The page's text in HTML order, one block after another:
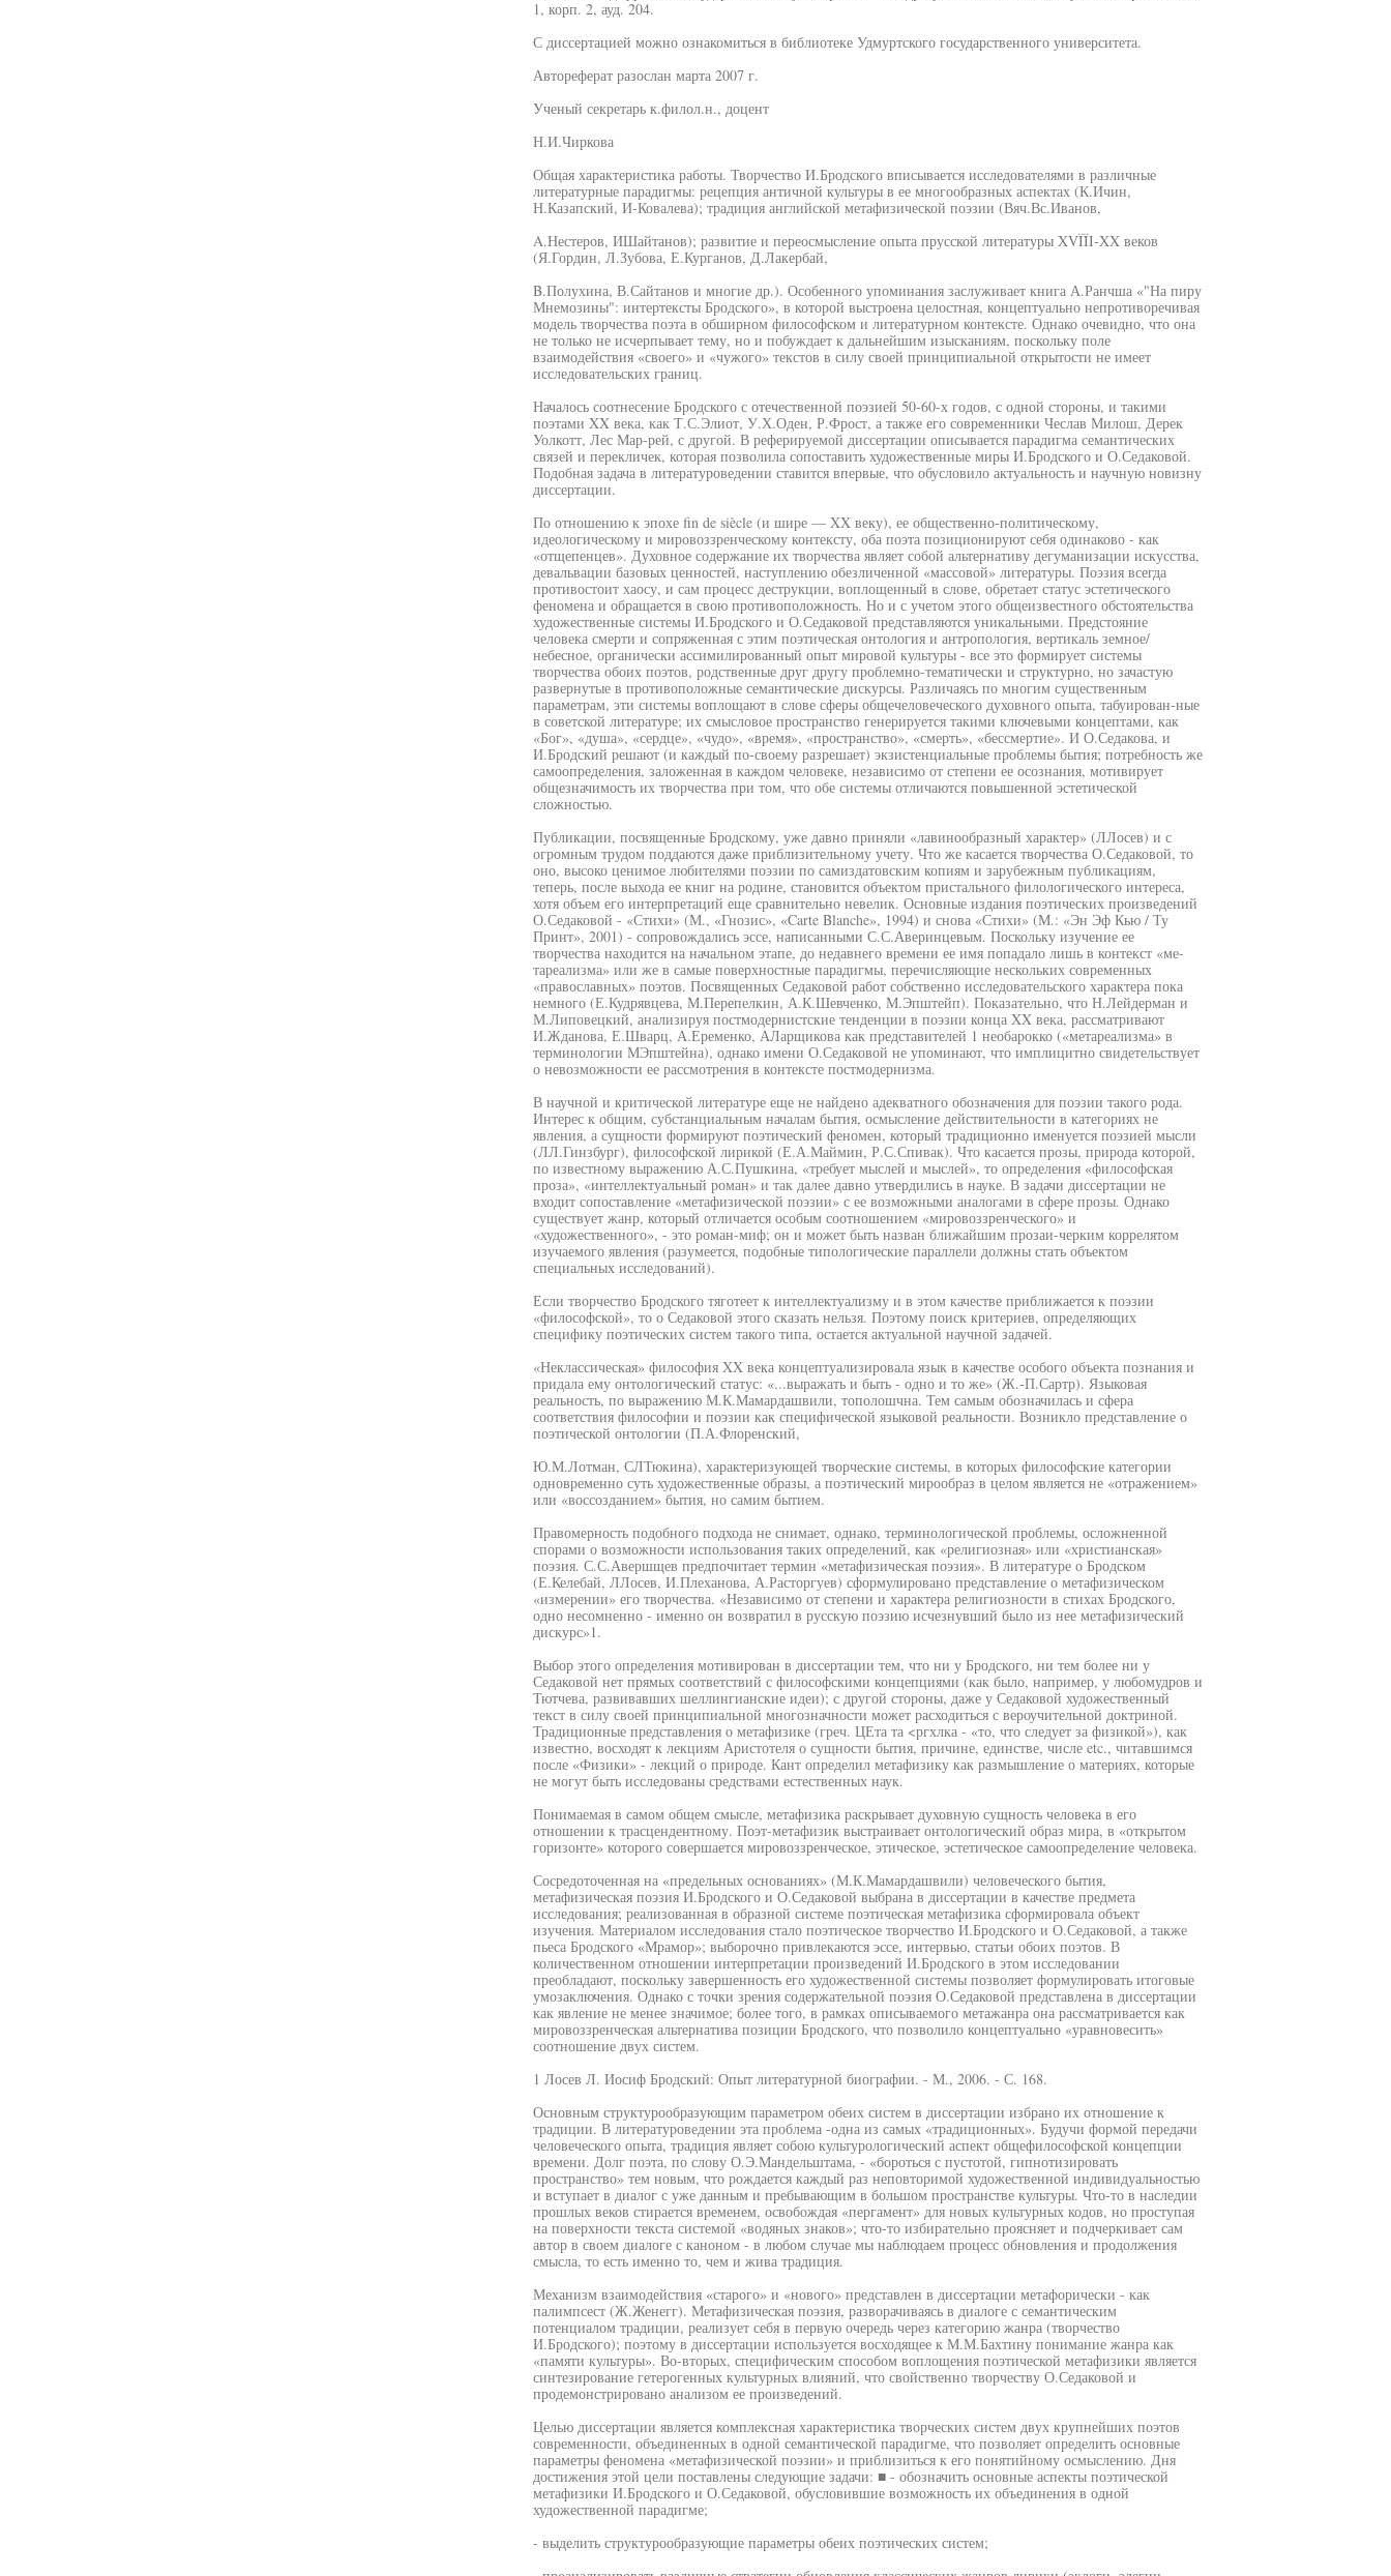
1, корп. 2, ауд. 204.
С диссертацией можно ознакомиться в библиотеке Удмуртского государственного университета.
Автореферат разослан марта 2007 г.
Ученый секретарь к.филол.н., доцент
Н.И.Чиркова
Общая характеристика работы. Творчество И.Бродского вписывается исследователями в различные
литературные парадигмы: рецепция античной культуры в ее многообразных аспектах (К.Ичин,
Н.Казапский, И-Ковалева); традиция английской метафизической поэзии (Вяч.Вс.Иванов,
A.Нестеров, ИШайтанов); развитие и переосмысление опыта прусской литературы XVÏÏI-XX веков
(Я.Гордин, Л.Зубова, Е.Курганов, Д.Лакербай,
B.Полухина, В.Сайтанов и многие др.). Особенного упоминания заслуживает книга А.Ранчша «"На пиру
Мнемозины": интертексты Бродского», в которой выстроена целостная, концептуально непротиворечивая
модель творчества поэта в обширном философском и литературном контексте. Однако очевидно, что она
не только не исчерпывает тему, но и побуждает к дальнейшим изысканиям, поскольку поле
взаимодействия «своего» и «чужого» текстов в силу своей принципиальной открытости не имеет
исследовательских границ.
Началось соотнесение Бродского с отечественной поэзией 50-60-х годов, с одной стороны, и такими
поэтами XX века, как Т.С.Элиот, У.Х.Оден, Р.Фрост, а также его современники Чеслав Милош, Дерек
Уолкотт, Лес Мар-рей, с другой. В реферируемой диссертации описывается парадигма семантических
связей и перекличек, которая позволила сопоставить художественные миры И.Бродского и О.Седаковой.
Подобная задача в литературоведении ставится впервые, что обусловило актуальность и научную новизну
диссертации.
По отношению к эпохе fin de siècle (и шире — XX веку), ее общественно-политическому,
идеологическому и мировоззренческому контексту, оба поэта позиционируют себя одинаково - как
«отщепенцев». Духовное содержание их творчества являет собой альтернативу дегуманизации искусства,
девальвации базовых ценностей, наступлению обезличенной «массовой» литературы. Поэзия всегда
противостоит хаосу, и сам процесс деструкции, воплощенный в слове, обретает статус эстетического
феномена и обращается в свою противоположность. Но и с учетом этого общеизвестного обстоятельства
художественные системы И.Бродского и О.Седаковой представляются уникальными. Предстояние
человека смерти и сопряженная с этим поэтическая онтология и антропология, вертикаль земное/
небесное, органически ассимилированный опыт мировой культуры - все это формирует системы
творчества обоих поэтов, родственные друг другу проблемно-тематически и структурно, но зачастую
развернутые в противоположные семантические дискурсы. Различаясь по многим существенным
параметрам, эти системы воплощают в слове сферы общечеловеческого духовного опыта, табуирован-ные
в советской литературе; их смысловое пространство генерируется такими ключевыми концептами, как
«Бог», «душа», «сердце», «чудо», «время», «пространство», «смерть», «бессмертие». И О.Седакова, и
И.Бродский решают (и каждый по-своему разрешает) экзистенциальные проблемы бытия; потребность же
самоопределения, заложенная в каждом человеке, независимо от степени ее осознания, мотивирует
общезначимость их творчества при том, что обе системы отличаются повышенной эстетической
сложностью.
Публикации, посвященные Бродскому, уже давно приняли «лавинообразный характер» (ЛЛосев) и с
огромным трудом поддаются даже приблизительному учету. Что же касается творчества О.Седаковой, то
оно, высоко ценимое любителями поэзии по самиздатовским копиям и зарубежным публикациям,
теперь, после выхода ее книг на родине, становится объектом пристального филологического интереса,
хотя объем его интерпретаций еще сравнительно невелик. Основные издания поэтических произведений
О.Седаковой - «Стихи» (М., «Гнозис», «Carte Blanche», 1994) и снова «Стихи» (М.: «Эн Эф Кью / Ту
Принт», 2001) - сопровождались эссе, написанными С.С.Аверинцевым. Поскольку изучение ее
творчества находится на начальном этапе, до недавнего времени ее имя попадало лишь в контекст «ме-
тареализма» или же в самые поверхностные парадигмы, перечисляющие нескольких современных
«православных» поэтов. Посвященных Седаковой работ собственно исследовательского характера пока
немного (Е.Кудрявцева, М.Перепелкин, А.К.Шевченко, М.Эпштейп). Показательно, что Н.Лейдерман и
М.Липовецкий, анализируя постмодернистские тенденции в поэзии конца XX века, рассматривают
И.Жданова, Е.Шварц, А.Еременко, АЛарщикова как представителей 1 необарокко («метареализма» в
терминологии МЭпштейна), однако имени О.Седаковой не упоминают, что имплицитно свидетельствует
о невозможности ее рассмотрения в контексте постмодернизма.
В научной и критической литературе еще не найдено адекватного обозначения для поэзии такого рода.
Интерес к общим, субстанциальным началам бытия, осмысление действительности в категориях не
явления, а сущности формируют поэтический феномен, который традиционно именуется поэзией мысли
(ЛЛ.Гинзбург), философской лирикой (Е.А.Маймин, Р.С.Спивак). Что касается прозы, природа которой,
по известному выражению А.С.Пушкина, «требует мыслей и мыслей», то определения «философская
проза», «интеллектуальный роман» и так далее давно утвердились в науке. В задачи диссертации не
входит сопоставление «метафизической поэзии» с ее возможными аналогами в сфере прозы. Однако
существует жанр, который отличается особым соотношением «мировоззренческого» и
«художественного», - это роман-миф; он и может быть назван ближайшим прозаи-черким коррелятом
изучаемого явления (разумеется, подобные типологические параллели должны стать объектом
специальных исследований).
Если творчество Бродского тяготеет к интеллектуализму и в этом качестве приближается к поэзии
«философской», то о Седаковой этого сказать нельзя. Поэтому поиск критериев, определяющих
специфику поэтических систем такого типа, остается актуальной научной задачей.
«Неклассическая» философия XX века концептуализировала язык в качестве особого объекта познания и
придала ему онтологический статус: «...выражать и быть - одно и то же» (Ж.-П.Сартр). Языковая
реальность, по выражению М.К.Мамардашвили, тополошчна. Тем самым обозначилась и сфера
соответствия философии и поэзии как специфической языковой реальности. Возникло представление о
поэтической онтологии (П.А.Флоренский,
Ю.М.Лотман, СЛТюкина), характеризующей творческие системы, в которых философские категории
одновременно суть художественные образы, а поэтический мирообраз в целом является не «отражением»
или «воссозданием» бытия, но самим бытием.
Правомерность подобного подхода не снимает, однако, терминологической проблемы, осложненной
спорами о возможности использования таких определений, как «религиозная» или «христианская»
поэзия. С.С.Авершщев предпочитает термин «метафизическая поэзия». В литературе о Бродском
(Е.Келебай, ЛЛосев, И.Плеханова, А.Расторгуев) сформулировано представление о метафизическом
«измерении» его творчества. «Независимо от степени и характера религиозности в стихах Бродского,
одно несомненно - именно он возвратил в русскую поэзию исчезнувший было из нее метафизический
дискурс»1.
Выбор этого определения мотивирован в диссертации тем, что ни у Бродского, ни тем более ни у
Седаковой нет прямых соответствий с философскими концепциями (как было, например, у любомудров и
Тютчева, развивавших шеллингианские идеи); с другой стороны, даже у Седаковой художественный
текст в силу своей принципиальной многозначности может расходиться с вероучительной доктриной.
Традиционные представления о метафизике (греч. ЦЕта та <ргхлка - «то, что следует за физикой»), как
известно, восходят к лекциям Аристотеля о сущности бытия, причине, единстве, числе etc., читавшимся
после «Физики» - лекций о природе. Кант определил метафизику как размышление о материях, которые
не могут быть исследованы средствами естественных наук.
Понимаемая в самом общем смысле, метафизика раскрывает духовную сущность человека в его
отношении к трасцендентному. Поэт-метафизик выстраивает онтологический образ мира, в «открытом
горизонте» которого совершается мировоззренческое, этическое, эстетическое самоопределение человека.
Сосредоточенная на «предельных основаниях» (М.К.Мамардашвили) человеческого бытия,
метафизическая поэзия И.Бродского и О.Седаковой выбрана в диссертации в качестве предмета
исследования; реализованная в образной системе поэтическая метафизика сформировала объект
изучения. Материалом исследования стало поэтическое творчество И.Бродского и О.Седаковой, а также
пьеса Бродского «Мрамор»; выборочно привлекаются эссе, интервью, статьи обоих поэтов. В
количественном отношении интерпретации произведений И.Бродского в этом исследовании
преобладают, поскольку завершенность его художественной системы позволяет формулировать итоговые
умозаключения. Однако с точки зрения содержательной поэзия О.Седаковой представлена в диссертации
как явление не менее значимое; более того, в рамках описываемого метажанра она рассматривается как
мировоззренческая альтернатива позиции Бродского, что позволило концептуально «уравновесить»
соотношение двух систем.
1 Лосев Л. Иосиф Бродский: Опыт литературной биографии. - М., 2006. - С. 168.
Основным структурообразующим параметром обеих систем в диссертации избрано их отношение к
традиции. В литературоведении эта проблема -одна из самых «традиционных». Будучи формой передачи
человеческого опыта, традиция являет собою культурологический аспект общефилософской концепции
времени. Долг поэта, по слову О.Э.Мандельштама, - «бороться с пустотой, гипнотизировать
пространство» тем новым, что рождается каждый раз неповторимой художественной индивидуальностью
и вступает в диалог с уже данным и пребывающим в большом пространстве культуры. Что-то в наследии
прошлых веков стирается временем, освобождая «пергамент» для новых культурных кодов, но проступая
на поверхности текста системой «водяных знаков»; что-то избирательно проясняет и подчеркивает сам
автор в своем диалоге с каноном - в любом случае мы наблюдаем процесс обновления и продолжения
смысла, то есть именно то, чем и жива традиция.
Механизм взаимодействия «старого» и «нового» представлен в диссертации метафорически - как
палимпсест (Ж.Женегг). Метафизическая поэзия, разворачиваясь в диалоге с семантическим
потенциалом традиции, реализует себя в первую очередь через категорию жанра (творчество
И.Бродского); поэтому в диссертации используется восходящее к М.М.Бахтину понимание жанра как
«памяти культуры». Во-вторых, специфическим способом воплощения поэтической метафизики является
синтезирование гетерогенных культурных влияний, что свойственно творчеству О.Седаковой и
продемонстрировано анализом ее произведений.
Целью диссертации является комплексная характеристика творческих систем двух крупнейших поэтов
современности, объединенных в одной семантической парадигме, что позволяет определить основные
параметры феномена «метафизической поэзии» и приблизиться к его понятийному осмыслению. Дня
достижения этой цели поставлены следующие задачи: ■ - обозначить основные аспекты поэтической
метафизики И.Бродского и О.Седаковой, обусловившие возможность их объединения в одной
художественной парадигме;
- выделить структурообразующие параметры обеих поэтических систем;